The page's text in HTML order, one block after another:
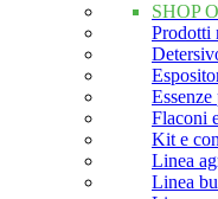
SHOP
Prodotti
Flaconi
Kit e
Linea
Linea